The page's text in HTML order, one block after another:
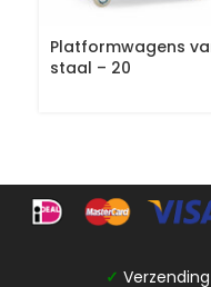
Platformwagens
staal – 20
✓